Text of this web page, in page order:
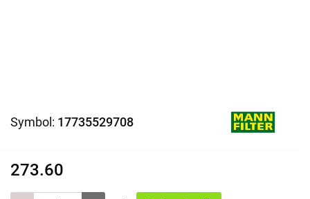
Symbol: 17735529708
273.60